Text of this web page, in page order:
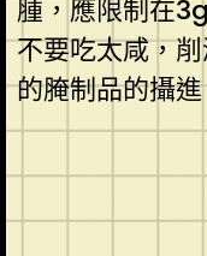
腫，應限制在
不要吃太咸，
的腌制品的攝